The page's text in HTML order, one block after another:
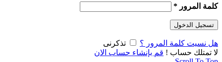
كلمة المرور *
تسجيل الدخول
هل نسيت كلمة المرور ؟
تذكرنى
لا تمتلك حساب ! قم بإنشاء حساب الان